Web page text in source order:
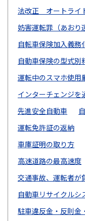
法改正 オートライ
妨害運転罪（あおり
自転車保険加入義務
自動車保険の型式別
運転中のスマホ使用
インターチェンジを
先進安全自動車
運転免許証の返納
車庫証明の取り方
高速道路の最高速度
交通事故、運転者が
自動車リサイクルシ
駐車違反金・反則金